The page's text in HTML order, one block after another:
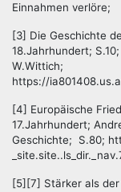
Einnahmen verlöre;
[3] Die Geschichte
18.Jahrhundert;
W.Wittich;
https://
[4] Europäische
17.Jahrhundert;
Geschichte; S.80;
[5][7] Stärker als